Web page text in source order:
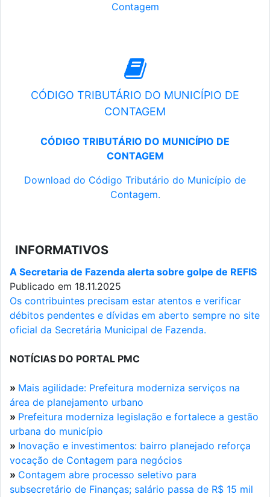
Contagem
CÓDIGO TRIBUTÁRIO DO MUNICÍPIO DE
CONTAGEM
CÓDIGO TRIBUTÁRIO DO MUNICÍPIO DE
CONTAGEM
Download do Código Tributário do Município de
Contagem.
INFORMATIVOS
A Secretaria de Fazenda alerta sobre golpe de REFIS
Publicado em 18.11.2025
Os contribuintes precisam estar atentos e verificar
débitos pendentes e dívidas em aberto sempre no site
oficial da Secretária Municipal de Fazenda.
NOTÍCIAS DO PORTAL PMC
» Mais agilidade: Prefeitura moderniza serviços na
área de planejamento urbano
» Prefeitura moderniza legislação e fortalece a gestão
urbana do município
» Inovação e investimentos: bairro planejado reforça
vocação de Contagem para negócios
» Contagem abre processo seletivo para
subsecretário de Finanças; salário passa de R$ 15 mil